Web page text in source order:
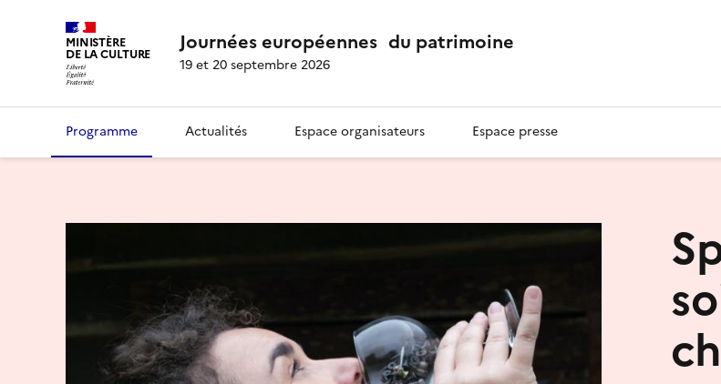
MINISTÈRE
DE LA CULTURE Journées européennes du patrimoine
19 et 20 septembre 2026
Programme Actualités Espace organisateurs Espace presse